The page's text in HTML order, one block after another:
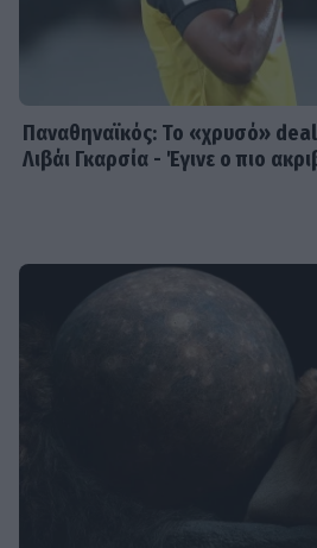
Παναθηναϊκός: Το «χρυσό»
Λιβάι Γκαρσία - Έγινε ο πιο